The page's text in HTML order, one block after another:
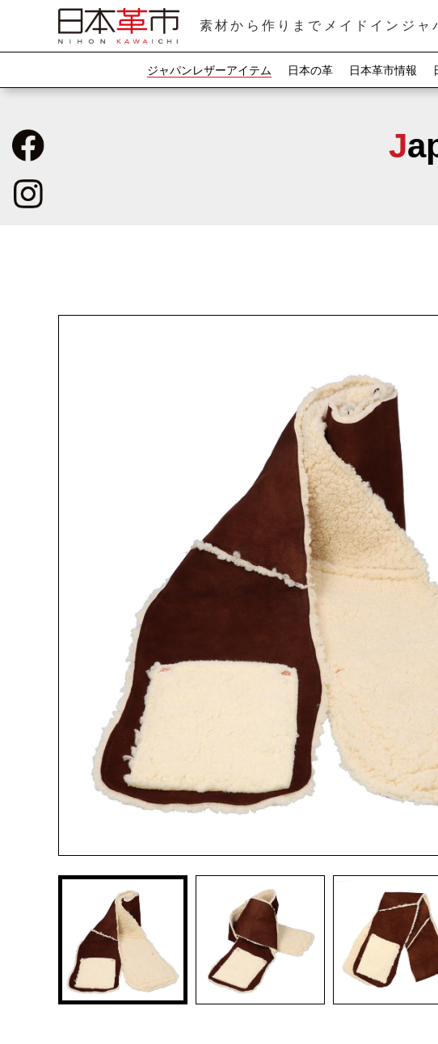
素材から作りまでメイドインジャ
ジャパンレザーアイテム 日本の革 日本革市情報